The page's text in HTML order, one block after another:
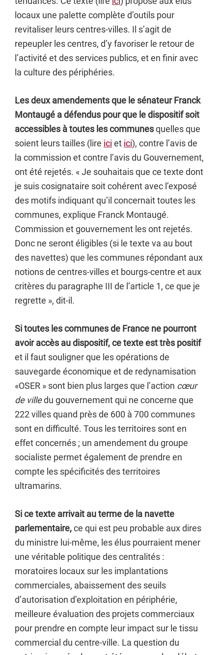
locaux une palette complète d’outils pour
revitaliser leurs centres-villes. Il s’agit de
repeupler les centres, d’y favoriser le retour de
l’activité et des services publics, et en finir avec
la culture des périphéries.
Les deux amendements que le sénateur Franck
Montaugé a défendus pour que le dispositif soit
accessibles à toutes les communesquelles que
soient leurs tailles (lire ici et ici), contre l’avis de
la commission et contre l’avis du Gouvernement,
ont été rejetés. « Je souhaitais que ce texte dont
je suis cosignataire soit cohérent avec l’exposé
des motifs indiquant qu’il concernait toutes les
communes, explique Franck Montaugé.
Commission et gouvernement les ont rejetés.
Donc ne seront éligibles (si le texte va au bout
des navettes) que les communes répondant aux
notions de centres-villes et bourgs-centre et aux
critères du paragraphe III de l’article 1, ce que je
regrette », dit-il.
Si toutes les communes de France ne pourront
avoir accès au dispositif, ce texte est très positif
et il faut souligner que les opérations de
sauvegarde économique et de redynamisation
«OSER » sont bien plus larges que l’action cœur
de villedu gouvernement qui ne concerne que
222 villes quand près de 600 à 700 communes
sont en difficulté. Tous les territoires sont en
effet concernés ; un amendement du groupe
socialiste permet également de prendre en
compte les spécificités des territoires
ultramarins.
Si ce texte arrivait au terme de la navette
parlementaire,ce qui est peu probable aux dires
du ministre lui-même, les élus pourraient mener
une véritable politique des centralités :
moratoires locaux sur les implantations
commerciales, abaissement des seuils
d’autorisation d’exploitation en périphérie,
meilleure évaluation des projets commerciaux
pour prendre en compte leur impact sur le tissu
commercial du centre-ville. La question du